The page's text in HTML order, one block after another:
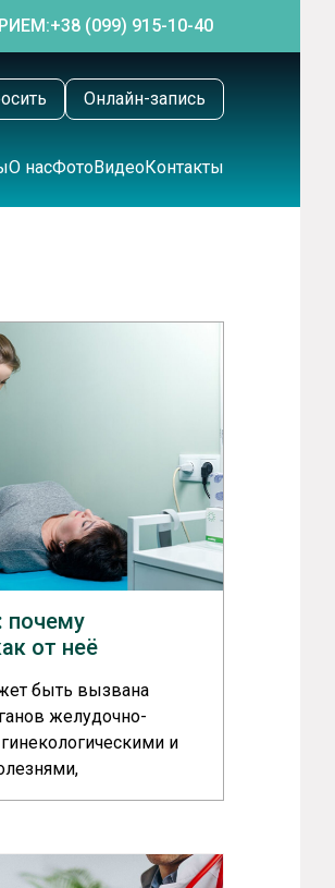
+38 (099) 915-10-40
Онлайн-запись
О насФотоВидеоКонтакты
почему
от неё
быть вызвана
желудочно-
и
нарушениями,
необходимо